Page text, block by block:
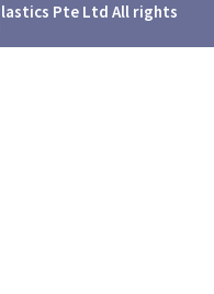
Pte Ltd All rights